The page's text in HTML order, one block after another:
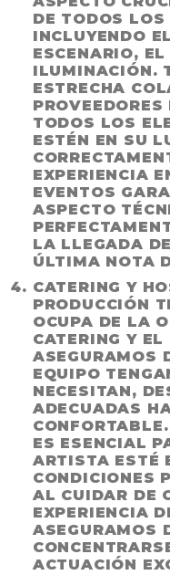
DE TODOS
INCLUYENDO
ESCENARIO,
ILUMINACIÓN.
ESTRECHA
TODOS LOS
ESTÉN EN SU
EXPERIENCIA
EVENTOS
ASPECTO
LA LLEGADA
ÚLTIMA NOTA
CATERING Y
PRODUCCIÓN
OCUPA DE LA
CATERING Y
ASEGURAMOS
EQUIPO
NECESITAN,
ADECUADAS
ES ESENCIAL
ARTISTA ESTÉ
CONDICIONES
AL CUIDAR DE
EXPERIENCIA
ASEGURAMOS
ACTUACIÓN